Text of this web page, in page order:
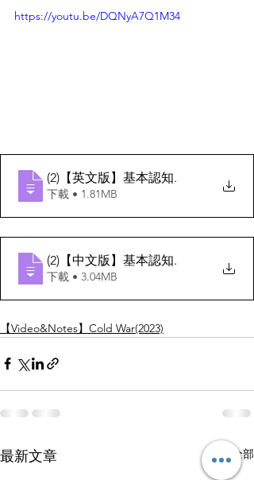
https://youtu.be/DQNyA7Q1M34
(2)【英文版】基本認知.
下載 • 1.81MB
(2)【中文版】基本認知.
下載 • 3.04MB
【Video&Notes】Cold War(2023)
最新文章 查看全部